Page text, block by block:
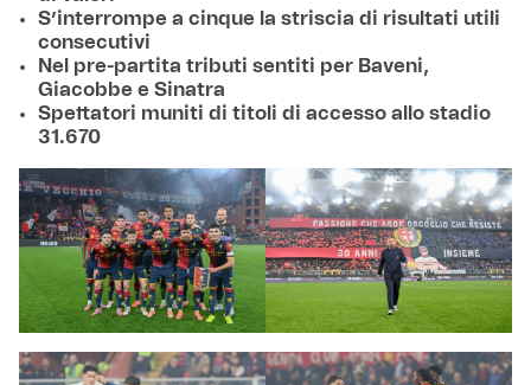
S’interrompe a cinque la striscia di risultati utili
consecutivi
Nel pre-partita tributi sentiti per Baveni,
Giacobbe e Sinatra
Spettatori muniti di titoli di accesso allo stadio
31.670